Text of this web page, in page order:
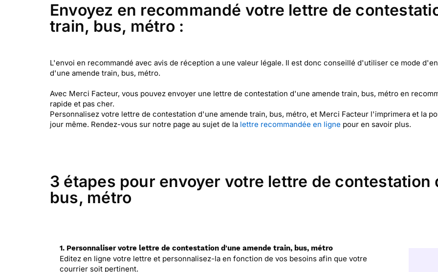
Envoyez en recommandé votre lettre de
train, bus, métro :
L'envoi en recommandé avec avis de réception a une valeur légale. Il est donc conseillé d'utiliser ce mode
d'une amende train, bus, métro.
Avec Merci Facteur, vous pouvez envoyer une lettre de contestation d'une amende train, bus, métro en
rapide et pas cher.
Personnalisez votre lettre de contestation d'une amende train, bus, métro, et Merci Facteur l'imprimera et la
jour même. Rendez-vous sur notre page au sujet de la lettre recommandée en ligne pour en savoir plus.
3 étapes pour envoyer votre lettre de contestation
bus, métro
1. Personnaliser votre lettre de contestation d'une amende train, bus, métro
Editez en ligne votre lettre et personnalisez-la en fonction de vos besoins afin que votre
courrier soit pertinent.